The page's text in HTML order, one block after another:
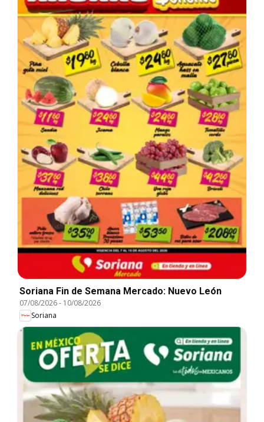
Soriana Fin de Semana Mercado: Nuevo León
07/08/2026- 10/08/2026
Soriana